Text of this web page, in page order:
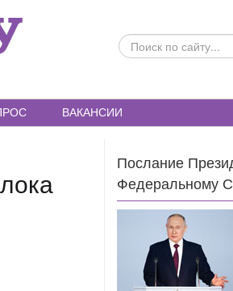
ПОИСК
ПО
ВАКАНСИИ
Послание
Федеральному